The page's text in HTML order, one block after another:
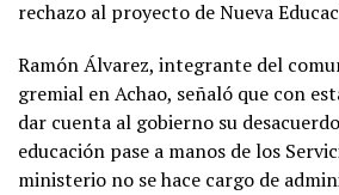
rechazo al proyecto de Nueva
Ramón Álvarez, integrante del
gremial en Achao, señaló que con
dar cuenta al gobierno su
educación pase a manos de los
ministerio no se hace cargo de